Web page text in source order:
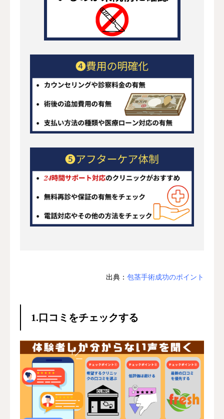
コンテンツ全般
コンテンツ作成・運営ポリシー
お問合せ
出典： 包茎手術成功のポイント
1.口コミをチェックする